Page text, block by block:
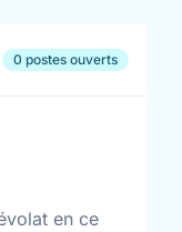
0 postes ouverts
en ce